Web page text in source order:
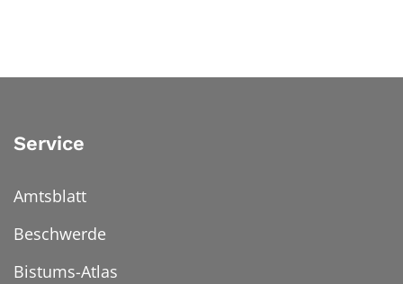
Service
Amtsblatt
Beschwerde
Bistums-Atlas